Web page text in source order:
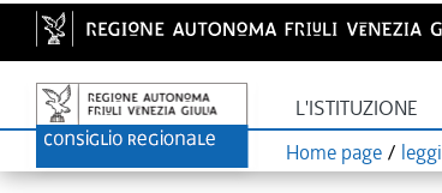
L'ISTITUZIONE
Home page /